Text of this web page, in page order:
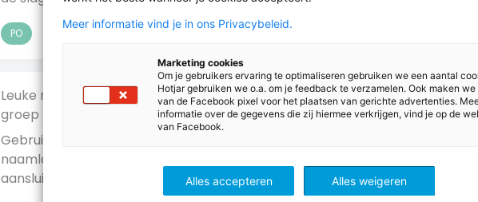
mooie slinger van om het
lokaal mee te versieren.
PO
Bekijk
Leuke naamlabels voor je
groep
Gebruik nu de
naamlabels die perfect
aansluiten bij Lijn 3.
Boekentips voor
zomer en het
schooljaar
Zomerboeken
Po, Vo en Mbo
Meer informatie vind je in ons Privacybeleid.
Marketing cookies
Om je gebruikers ervaring te optimaliseren gebruiken we een aantal
Hotjar gebruiken we o.a. om je feedback te verzamelen. Ook maken we
van de Facebook pixel voor het plaatsen van gerichte advertenties.
informatie over de gegevens die zij hiermee verkrijgen, vind je op de
van Facebook.
Alles accepteren Alles weigeren